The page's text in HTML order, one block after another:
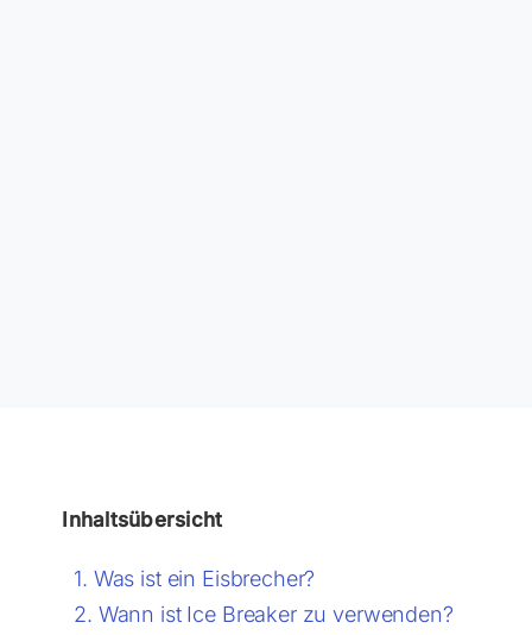
Inhaltsübersicht
Was ist ein Eisbrecher?
Wann ist Ice Breaker zu verwenden?